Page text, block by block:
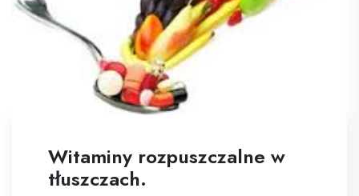
Witaminy rozpuszczalne w
tłuszczach.